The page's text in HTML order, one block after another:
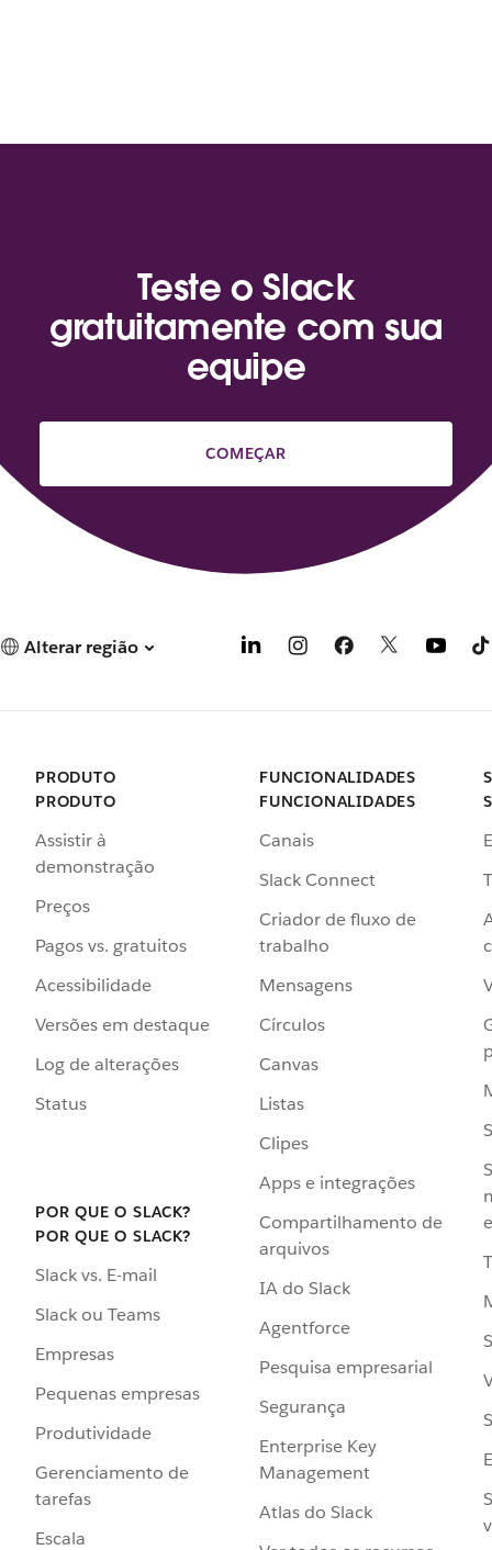
Teste o Slack
gratuitamente com sua
equipe
COMEÇAR
Alterar região
PRODUTO
PRODUTO
Assistir à
demonstração
Preços
Pagos vs. gratuitos
Acessibilidade
Versões em destaque
Log de alterações
Status
POR QUE O SLACK?
POR QUE O SLACK?
Slack vs. E-mail
Slack ou Teams
Empresas
Pequenas empresas
Produtividade
Gerenciamento de
tarefas
Escala
FUNCIONALIDADES
FUNCIONALIDADES
Canais
Slack Connect
Criador de fluxo de
trabalho
Mensagens
Círculos
Canvas
Listas
Clipes
Apps e integrações
Compartilhamento de
arquivos
IA do Slack
Agentforce
Pesquisa empresarial
Segurança
Enterprise Key
Management
Atlas do Slack